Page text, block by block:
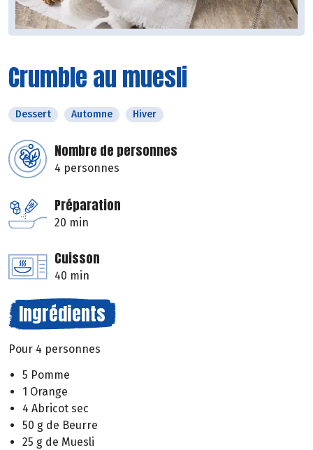
Crumble au muesli
Dessert Automne Hiver
Nombre de personnes
4 personnes
Préparation
20 min
Cuisson
40 min
Ingrédients
Pour 4 personnes
5 Pomme
1 Orange
4 Abricot sec
50 g de Beurre
25 g de Muesli